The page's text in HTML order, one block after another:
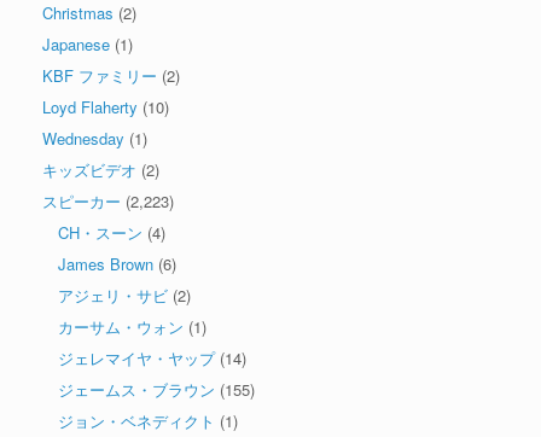
Christmas (2)
Japanese (1)
KBF ファミリー (2)
Loyd Flaherty (10)
Wednesday (1)
キッズビデオ (2)
スピーカー (2,223)
CH・スーン (4)
James Brown (6)
アジェリ・サビ (2)
カーサム・ウォン (1)
ジェレマイヤ・ヤップ(14)
ジェームス・ブラウン (155)
ジョン・ベネディクト (1)